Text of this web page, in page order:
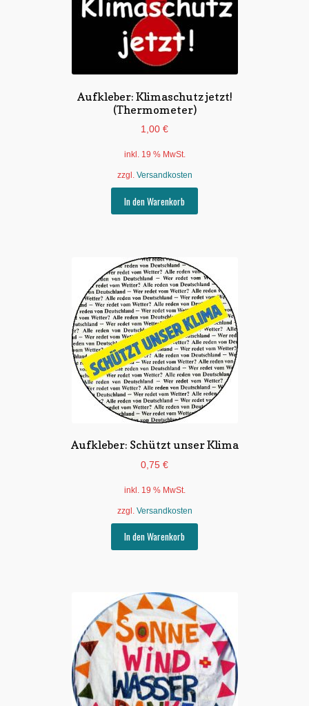
Aufkleber: Klimaschutz jetzt!
(Thermometer)
1,00 €
inkl. 19 % MwSt.
zzgl. Versandkosten
In den Warenkorb
Aufkleber: Schützt unser Klima
0,75 €
inkl. 19 % MwSt.
zzgl. Versandkosten
In den Warenkorb